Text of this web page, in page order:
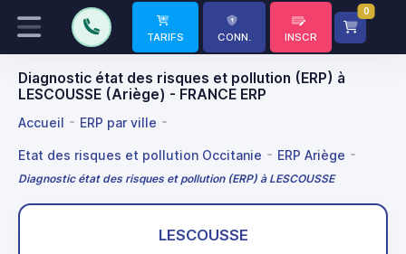
TARIFS CONN. INSCR
0
Diagnostic état des risques et pollution (ERP) à
LESCOUSSE (Ariège) - FRANCE ERP
Accueil ERP par ville
Etat des risques et pollution Occitanie ERP Ariège
Diagnostic état des risques et pollution (ERP) à LESCOUSSE
LESCOUSSE